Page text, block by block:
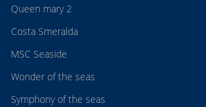
Queen mary 2
Costa Smeralda
MSC Seaside
Wonder of the seas
Symphony of the seas